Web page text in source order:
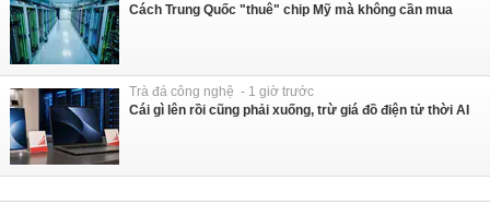
Cách Trung Quốc "thuê" chip Mỹ mà không cần mua
Trà đá công nghệ - 1 giờ trước
Cái gì lên rồi cũng phải xuống, trừ giá đồ điện tử thời AI